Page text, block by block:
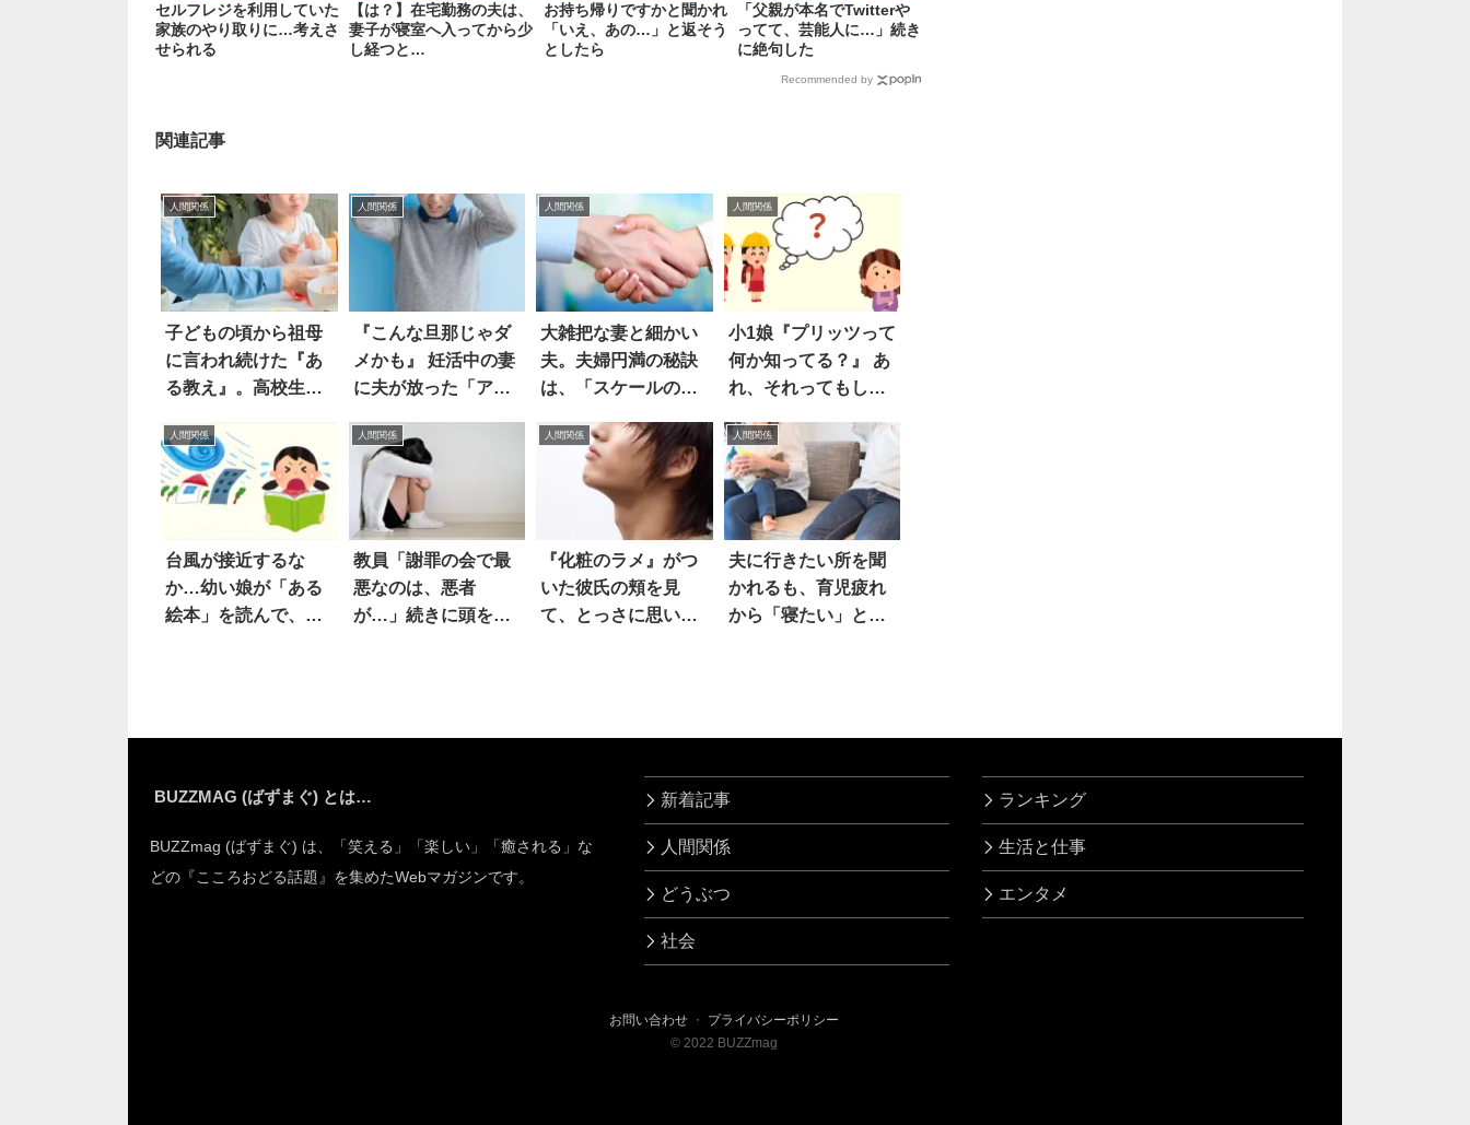
セルフレジを利用していた
家族のやり取りに…考えさ
せられる
【は？】在宅勤務の夫は、
妻子が寝室へ入ってから少
し経つと…
お持ち帰りですかと聞かれ
「いえ、あの…」と返そう
としたら
「父親が本名でTwitterや
ってて、芸能人に…」続き
に絶句した
Recommended by
関連記事
人間関係
子どもの頃から祖母
に言われ続けた『あ
る教え』。高校生に
人間関係
『こんな旦那じゃダ
メかも』 妊活中の妻
に夫が放った「アホ
人間関係
大雑把な妻と細かい
夫。夫婦円満の秘訣
は、「スケールので
にあった
人間関係
小1娘『プリッツって
何か知ってる？』 あ
れ、それってもし
人間関係
台風が接近するな
か…幼い娘が「ある
絵本」を読んで、大
人間関係
教員「謝罪の会で最
悪なのは、悪者
が…」続きに頭を抱
人間関係
『化粧のラメ』がつ
いた彼氏の頬を見
て、とっさに思い浮
人間関係
夫に行きたい所を聞
かれるも、育児疲れ
から「寝たい」と言
BUZZMAG (ばずまぐ) とは…
BUZZmag (ばずまぐ) は、「笑える」「楽しい」「癒される」な
どの『こころおどる話題』を集めたWebマガジンです。
新着記事
人間関係
どうぶつ
社会
ランキング
生活と仕事
エンタメ
お問い合わせ ・ プライバシーポリシー
© 2022 BUZZmag